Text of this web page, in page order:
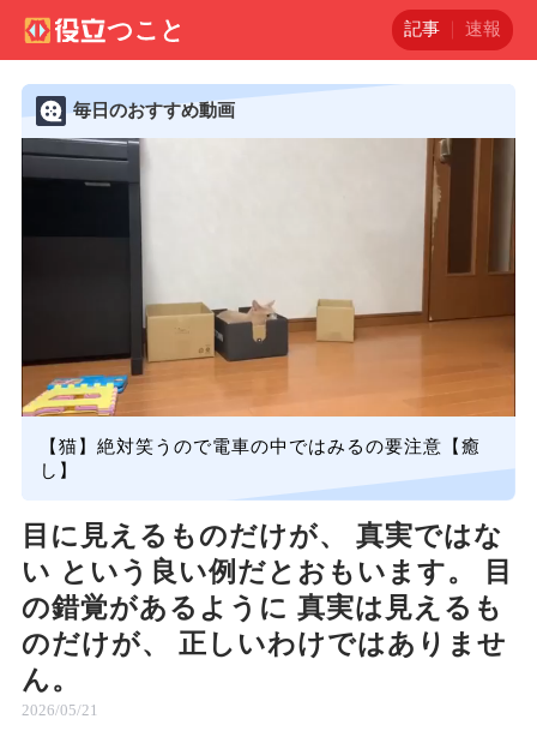
記事 速報
毎日のおすすめ動画
【猫】絶対笑うので電車の中ではみるの要注意【癒
し】
目に見えるものだけが、 真実ではな
い という良い例だとおもいます。 目
の錯覚があるように 真実は見えるも
のだけが、 正しいわけではありませ
ん。
2026/05/21